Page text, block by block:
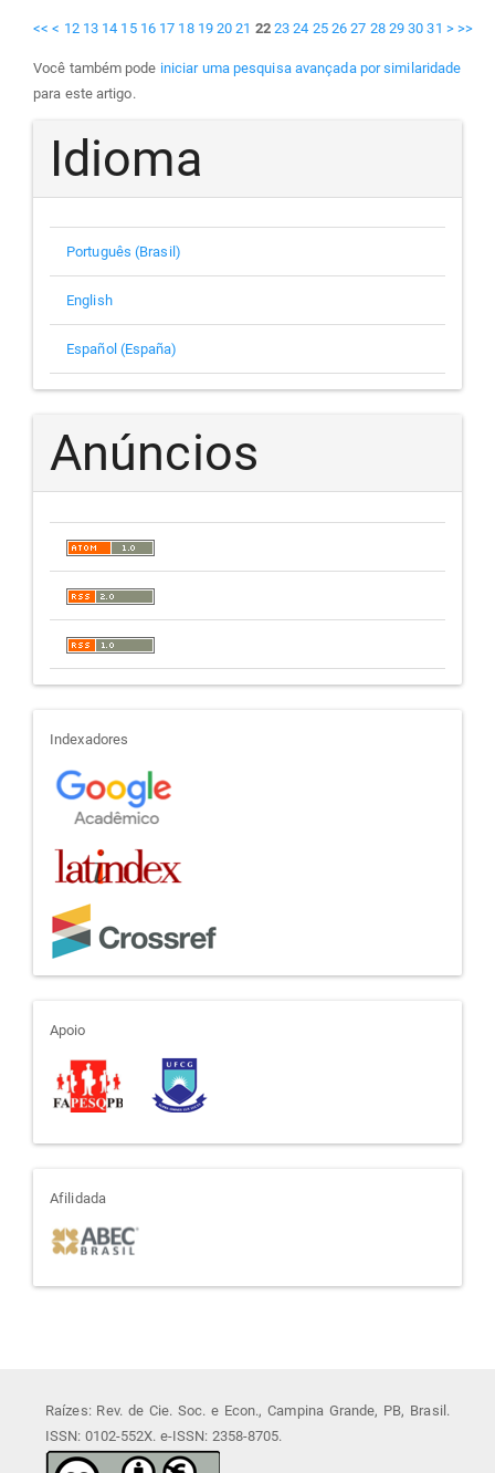
<< < 12 13 14 15 16 17 18 19 20 21 22 23 24 25 26 27 28 29 30 31 > >>
Você também pode iniciar uma pesquisa avançada por similaridade
para este artigo.
Idioma
Português (Brasil)
English
Español (España)
Anúncios
indexadores
Indexadores
apoio
Apoio
afiliada
Afilidada
Raízes: Rev. de Cie. Soc. e Econ., Campina Grande, PB, Brasil.
ISSN: 0102-552X. e-ISSN: 2358-8705.